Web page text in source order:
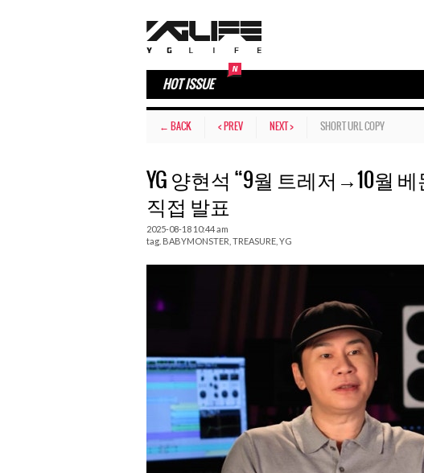
HOT ISSUE
← BACK < PREV NEXT > SHORT URL COPY
YG 양현석 “9월 트레저→10월
직접 발표
2025-08-18 10:44 am
tag. BABYMONSTER TREASURE YG